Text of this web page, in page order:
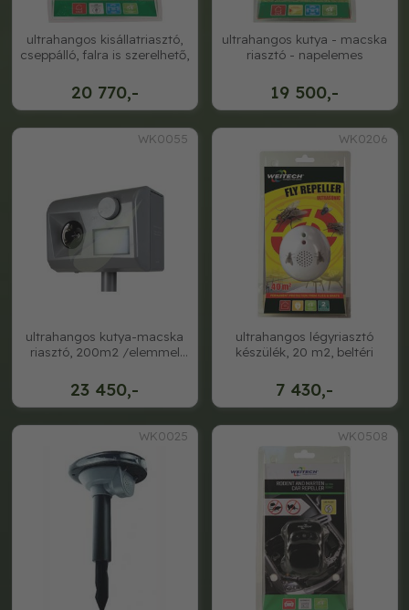
20 770,-
ultrahangos kisállatriasztó,
cseppálló, falra is szerelhető,
19 500,-
ultrahangos kutya - macska
riasztó - napelemes
WK0055
23 450,-
ultrahangos kutya-macska
riasztó, 200m2 /elemmel
WK0206
7 430,-
ultrahangos légyriasztó
készülék, 20 m2, beltéri
WK0025 WK0508